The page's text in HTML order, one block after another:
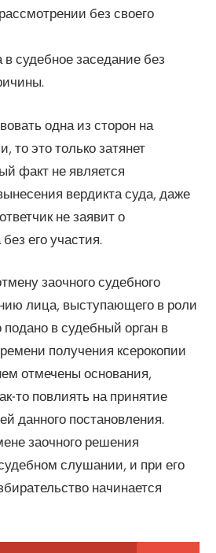
без своего
в судебное заседание без
одна из сторон на
то это только затянет
факт не является
вердикта суда, даже
не заявит о
его участия.
заочного судебного
лица, выступающего в роли
подано в судебный орган в
получения ксерокопии
отмечены основания,
то повлиять на принятие
данного постановления.
заочного решения
слушании, и при его
начинается